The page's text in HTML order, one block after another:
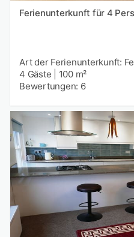
Ferienunterkunft für 4
Art der Ferienunterkunft:
4 Gäste
100 m²
Bewertungen: 6